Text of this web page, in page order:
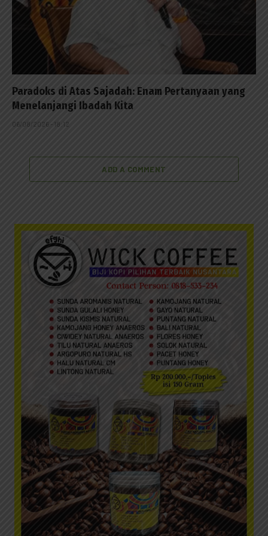
Paradoks di Atas Sajadah: Enam Pertanyaan yang
Menelanjangi Ibadah Kita
06/08/2026 - 18:12
ADD A COMMENT